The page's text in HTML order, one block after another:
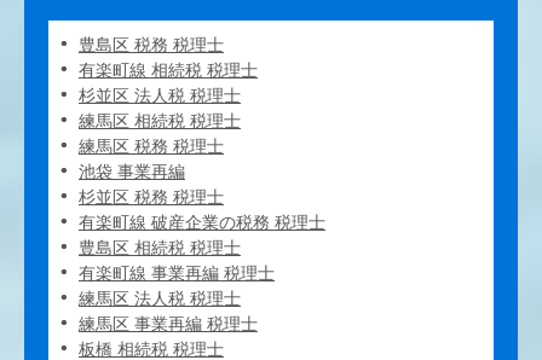
豊島区 税務 税理士
有楽町線 相続税 税理士
杉並区 法人税 税理士
練馬区 相続税 税理士
練馬区 税務 税理士
池袋 事業再編
杉並区 税務 税理士
有楽町線 破産企業の税務 税理士
豊島区 相続税 税理士
有楽町線 事業再編 税理士
練馬区 法人税 税理士
練馬区 事業再編 税理士
板橋 相続税 税理士